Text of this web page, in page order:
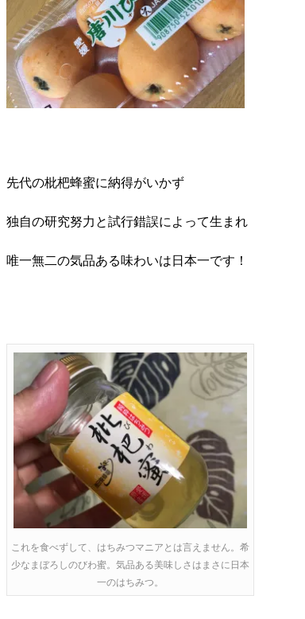
先代の枇杷蜂蜜に納得がいかず
独自の研究努力と試行錯誤によって生まれ
唯一無二の気品ある味わいは日本一です！
これを食べずして、はちみつマニアとは言えません。希
少なまぼろしのびわ蜜。気品ある美味しさはまさに日本
一のはちみつ。